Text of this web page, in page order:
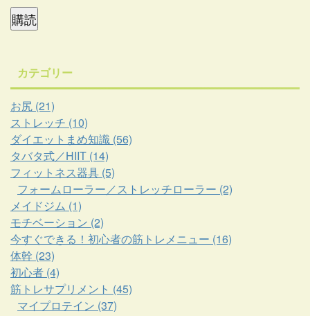
購読
カテゴリー
お尻 (21)
ストレッチ (10)
ダイエットまめ知識 (56)
タバタ式／HIIT (14)
フィットネス器具 (5)
フォームローラー／ストレッチローラー (2)
メイドジム (1)
モチベーション (2)
今すぐできる！初心者の筋トレメニュー (16)
体幹 (23)
初心者 (4)
筋トレサプリメント (45)
マイプロテイン (37)